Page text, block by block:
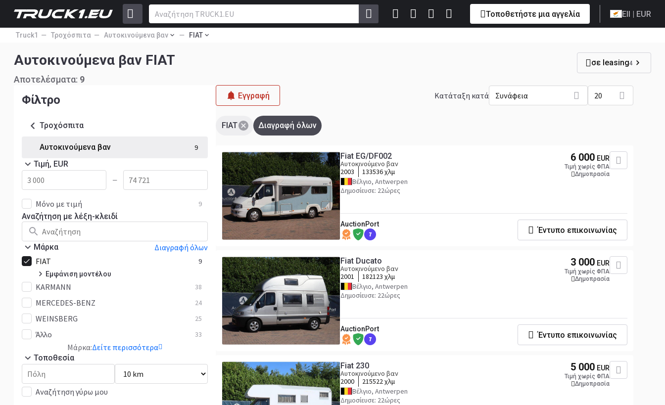
Τοποθετήστε μια αγγελία Ell | EUR
Truck1 Τροχόσπιτα Αυτοκινούμενα βαν FIAT
Αυτοκινούμενα βαν FIAT
Αποτελέσματα: 9
σε leasing4
Φίλτρο
Τροχόσπιτα
Αυτοκινούμενα βαν 9
Τιμή, EUR
—
Μόνο με τιμή 9
Αναζήτηση με λέξη-κλειδί
Μάρκα
Διαγραφή όλων
FIAT
9
Εμφάνιση μοντέλου
Ducato 2
Άλλο 7
KARMANN 38
MERCEDES-BENZ 24
WEINSBERG 25
Άλλο 33
Μάρκα:Δείτε περισσότερα
Τοποθεσία
Αναζήτηση γύρω μου
Εγγραφή Κατάταξη κατά Συνάφεια 20
FIAT Διαγραφή όλων
Fiat EG/DF002
Αυτοκινούμενο βαν
2003
133536 χλμ
Βέλγιο, Antwerpen
Δημοσίευσε: 22ώρες
6 000 EUR
Τιμή χωρίς ΦΠΑ
Δημοπρασία
AuctionPort
7 Έντυπο επικοινωνίας
Fiat Ducato
Αυτοκινούμενο βαν
2001
182123 χλμ
Βέλγιο, Antwerpen
Δημοσίευσε: 22ώρες
3 000 EUR
Τιμή χωρίς ΦΠΑ
Δημοπρασία
AuctionPort
7 Έντυπο επικοινωνίας
Fiat 230
Αυτοκινούμενο βαν
2000
215522 χλμ
Βέλγιο, Antwerpen
Δημοσίευσε: 22ώρες
5 000 EUR
Τιμή χωρίς ΦΠΑ
Δημοπρασία